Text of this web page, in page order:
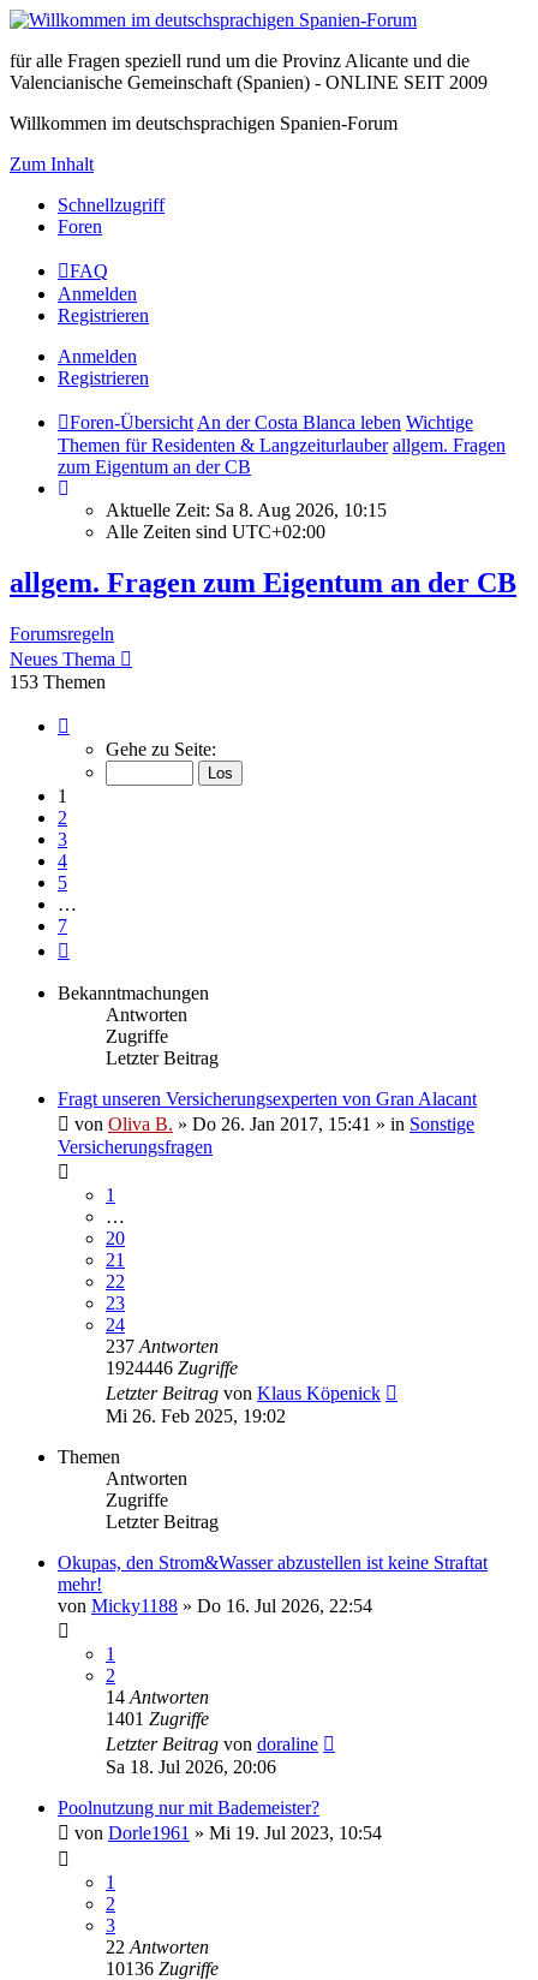
für alle Fragen speziell rund um die Provinz Alicante und die
Valencianische Gemeinschaft (Spanien) - ONLINE SEIT 2009
Willkommen im deutschsprachigen Spanien-Forum
Zum Inhalt
Schnellzugriff
Foren
FAQ
Anmelden
Registrieren
Anmelden
Registrieren
Foren-Übersicht An der Costa Blanca leben Wichtige
Themen für Residenten & Langzeiturlauber allgem. Fragen
zum Eigentum an der CB
Aktuelle Zeit: Sa 8. Aug 2026, 10:15
Alle Zeiten sind UTC+02:00
allgem. Fragen zum Eigentum an der CB
Forumsregeln
Neues Thema
153 Themen
von
Gehe zu Seite:
1
2
3
4
5
…
7
Bekanntmachungen
Antworten
Zugriffe
Letzter Beitrag
Fragt unseren Versicherungsexperten von Gran Alacant
von Oliva B. » Do 26. Jan 2017, 15:41 » in Sonstige
Versicherungsfragen
1
…
20
21
22
23
24
237 Antworten
1924446 Zugriffe
Letzter Beitrag von Klaus Köpenick
Mi 26. Feb 2025, 19:02
Themen
Antworten
Zugriffe
Letzter Beitrag
Okupas, den Strom&Wasser abzustellen ist keine Straftat
mehr!
von Micky1188 » Do 16. Jul 2026, 22:54
1
2
14 Antworten
1401 Zugriffe
Letzter Beitrag von doraline
Sa 18. Jul 2026, 20:06
Poolnutzung nur mit Bademeister?
von Dorle1961 » Mi 19. Jul 2023, 10:54
1
2
3
22 Antworten
10136 Zugriffe